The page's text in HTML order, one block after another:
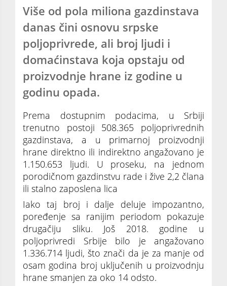
Više od pola miliona gazdinstava
danas čini osnovu srpske
poljoprivrede, ali broj ljudi i
domaćinstava koja opstaju od
proizvodnje hrane iz godine u
godinu opada.
Prema dostupnim podacima, u Srbiji
trenutno postoji 508.365 poljoprivrednih
gazdinstava, a u primarnoj proizvodnji
hrane direktno ili indirektno angažovano je
1.150.653 ljudi. U proseku, na jednom
porodičnom gazdinstvu rade i žive 2,2 člana
ili stalno zaposlena lica
Iako taj broj i dalje deluje impozantno,
poređenje sa ranijim periodom pokazuje
drugačiju sliku. Još 2018. godine u
poljoprivredi Srbije bilo je angažovano
1.336.714 ljudi, što znači da je za manje od
osam godina broj uključenih u proizvodnju
hrane smanjen za oko 14 odsto.